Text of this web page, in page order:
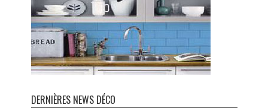
DERNIÈRES NEWS DÉCO